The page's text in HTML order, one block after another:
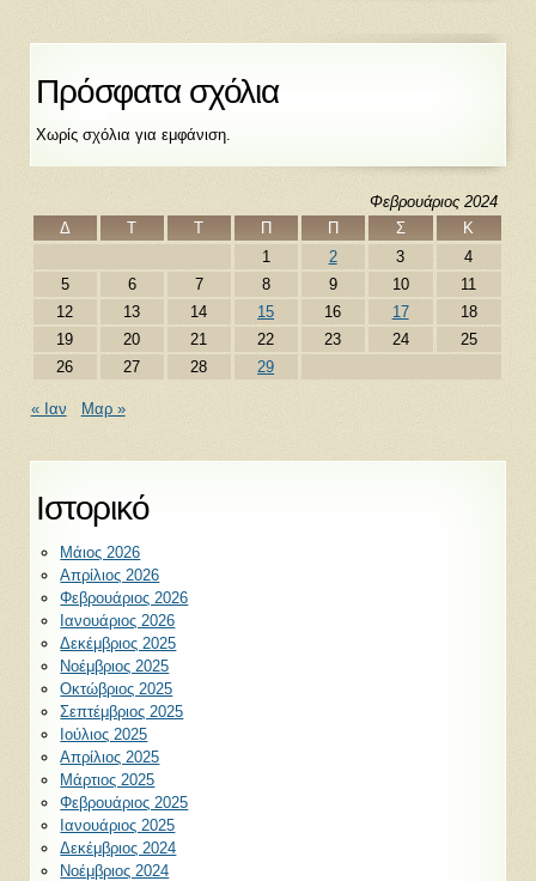
Πρόσφατα σχόλια
Χωρίς σχόλια για εμφάνιση.
Φεβρουάριος 2024
Δ
Τ Τ Π Π Σ
Κ
1
2 3
4
5
6 7 8 9 10
11
12
13 14 15 16 17
18
19
20 21 22 23 24
25
26
27 28 29
« Ιαν Μαρ »
Ιστορικό
Μάιος 2026
Απρίλιος 2026
Φεβρουάριος 2026
Ιανουάριος 2026
Δεκέμβριος 2025
Νοέμβριος 2025
Οκτώβριος 2025
Σεπτέμβριος 2025
Ιούλιος 2025
Απρίλιος 2025
Μάρτιος 2025
Φεβρουάριος 2025
Ιανουάριος 2025
Δεκέμβριος 2024
Νοέμβριος 2024